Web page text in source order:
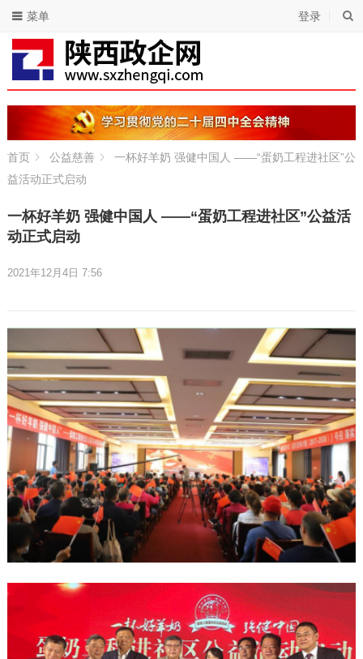
登录
菜单
首页 公益慈善
一杯好羊奶 强健中国人 ——“蛋奶工程进社区”公
益活动正式启动
一杯好羊奶 强健中国人 ——“蛋奶工程进社区”公益活
动正式启动
2021年12月4日 7:56